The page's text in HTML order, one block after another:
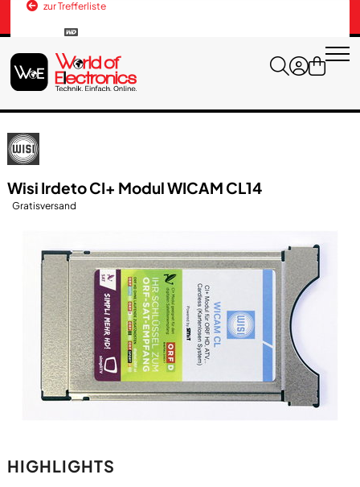
Versandkosten
zur Trefferliste
Wisi Irdeto CI+ Modul WICAM CL14
Gratisversand
HIGHLIGHTS